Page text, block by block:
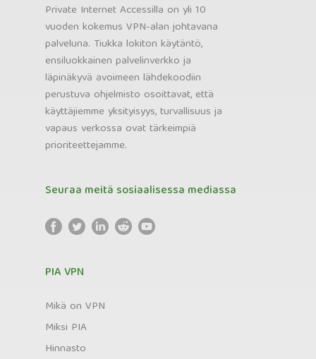
Private Internet Accessilla on yli 10
vuoden kokemus VPN-alan johtavana
palveluna. Tiukka lokiton käytäntö,
ensiluokkainen palvelinverkko ja
läpinäkyvä avoimeen lähdekoodiin
perustuva ohjelmisto osoittavat, että
käyttäjiemme yksityisyys, turvallisuus ja
vapaus verkossa ovat tärkeimpiä
prioriteettejamme.
Seuraa meitä sosiaalisessa mediassa
PIA VPN
Mikä on VPN
Miksi PIA
Hinnasto